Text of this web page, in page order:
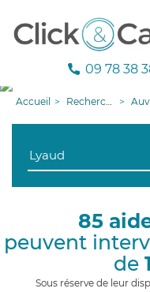
09 78 38
Accueil Recherche aide à domicile
85
peuvent
de
Sous réserve de leur